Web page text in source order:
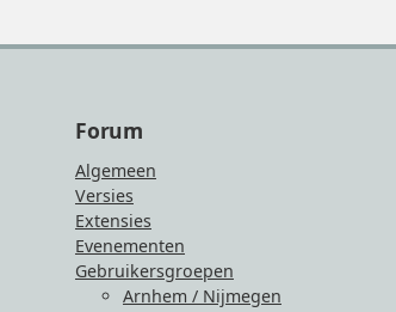
Forum
Algemeen
Versies
Extensies
Evenementen
Gebruikersgroepen
Arnhem / Nijmegen